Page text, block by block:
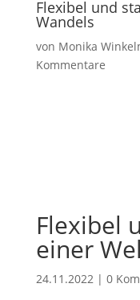
Flexibel und
Wandels
von Monika
Kommentare
Flexibel
einer
24.11.2022| 0